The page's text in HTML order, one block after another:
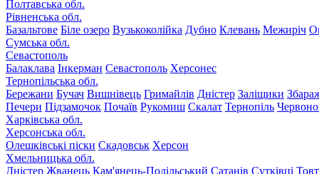
Полтавська обл.
Рівненська обл.
Базальтове Біле озеро Вузькоколійка Дубно Клевань Межиріч
Сумська обл.
Севастополь
Балаклава Інкерман Севастополь Херсонес
Тернопільська обл.
Бережани Бучач Вишнівець Гримайлів Дністер Заліщики
Печери Підзамочок Почаїв Рукомиш Скалат Тернопіль
Харківська обл.
Херсонська обл.
Олешківські піски Скадовськ Херсон
Хмельницька обл.
Дністер Жванець Кам'янець-Подільський Сатанів Сутківці